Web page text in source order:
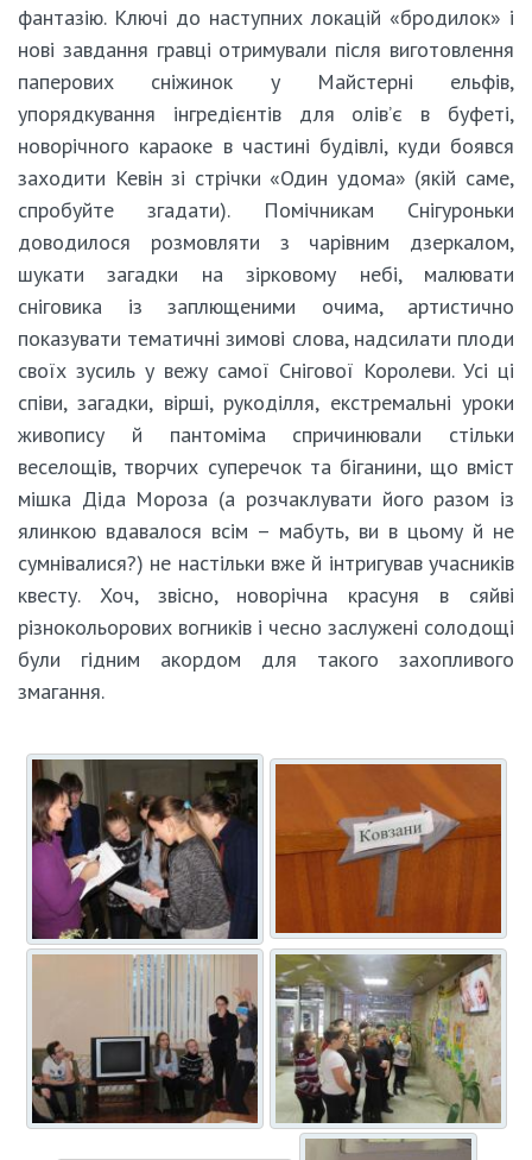
фантазію. Ключі до наступних локацій «бродилок» і
нові завдання гравці отримували після виготовлення
паперових сніжинок у Майстерні ельфів,
упорядкування інгредієнтів для олів’є в буфеті,
новорічного караоке в частині будівлі, куди боявся
заходити Кевін зі стрічки «Один удома» (якій саме,
спробуйте згадати). Помічникам Снігуроньки
доводилося розмовляти з чарівним дзеркалом,
шукати загадки на зірковому небі, малювати
сніговика із заплющеними очима, артистично
показувати тематичні зимові слова, надсилати плоди
своїх зусиль у вежу самої Снігової Королеви. Усі ці
співи, загадки, вірші, рукоділля, екстремальні уроки
живопису й пантоміма спричинювали стільки
веселощів, творчих суперечок та біганини, що вміст
мішка Діда Мороза (а розчаклувати його разом із
ялинкою вдавалося всім – мабуть, ви в цьому й не
сумнівалися?) не настільки вже й інтригував учасників
квесту. Хоч, звісно, новорічна красуня в сяйві
різнокольорових вогників і чесно заслужені солодощі
були гідним акордом для такого захопливого
змагання.